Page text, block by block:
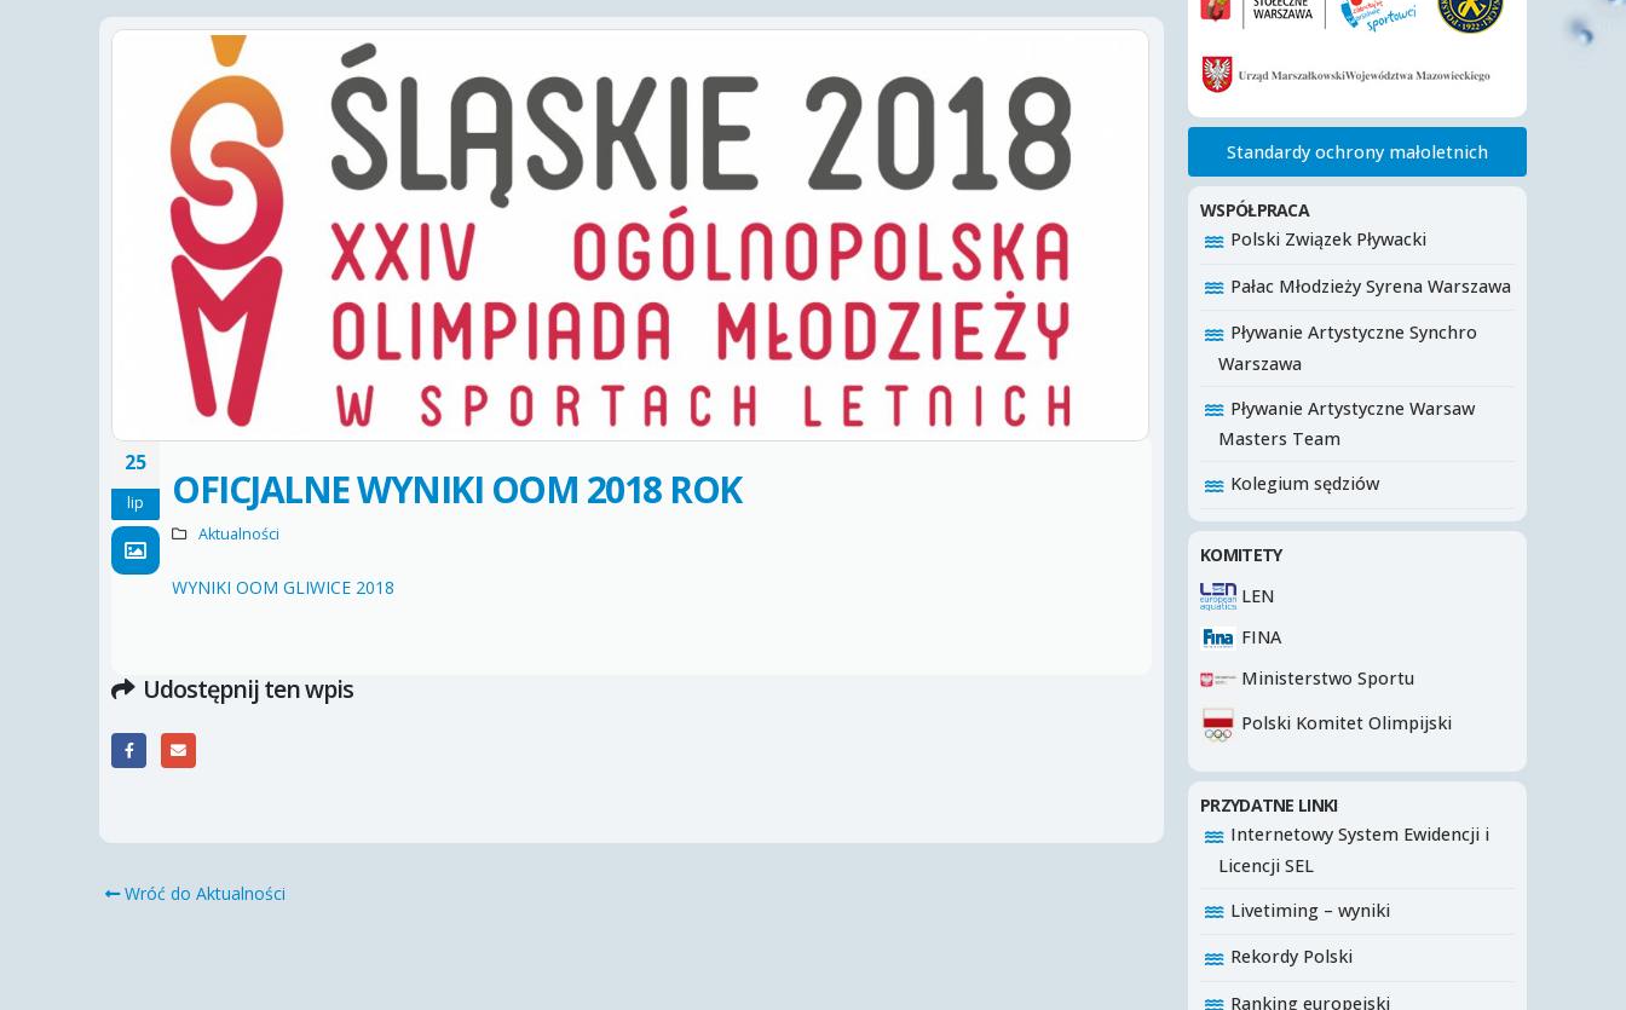
25
lip OFICJALNE WYNIKI OOM 2018 ROK
Aktualności
WYNIKI OOM GLIWICE 2018
Udostępnij ten wpis
Wróć do Aktualności
Standardy ochrony małoletnich
WSPÓŁPRACA
Polski Związek Pływacki
Pałac Młodzieży Syrena Warszawa
Pływanie Artystyczne Synchro
Warszawa
Pływanie Artystyczne Warsaw
Masters Team
Kolegium sędziów
KOMITETY
LEN
FINA
Ministerstwo Sportu
Polski Komitet Olimpijski
PRZYDATNE LINKI
Internetowy System Ewidencji i
Licencji SEL
Livetiming – wyniki
Rekordy Polski
Ranking europejski